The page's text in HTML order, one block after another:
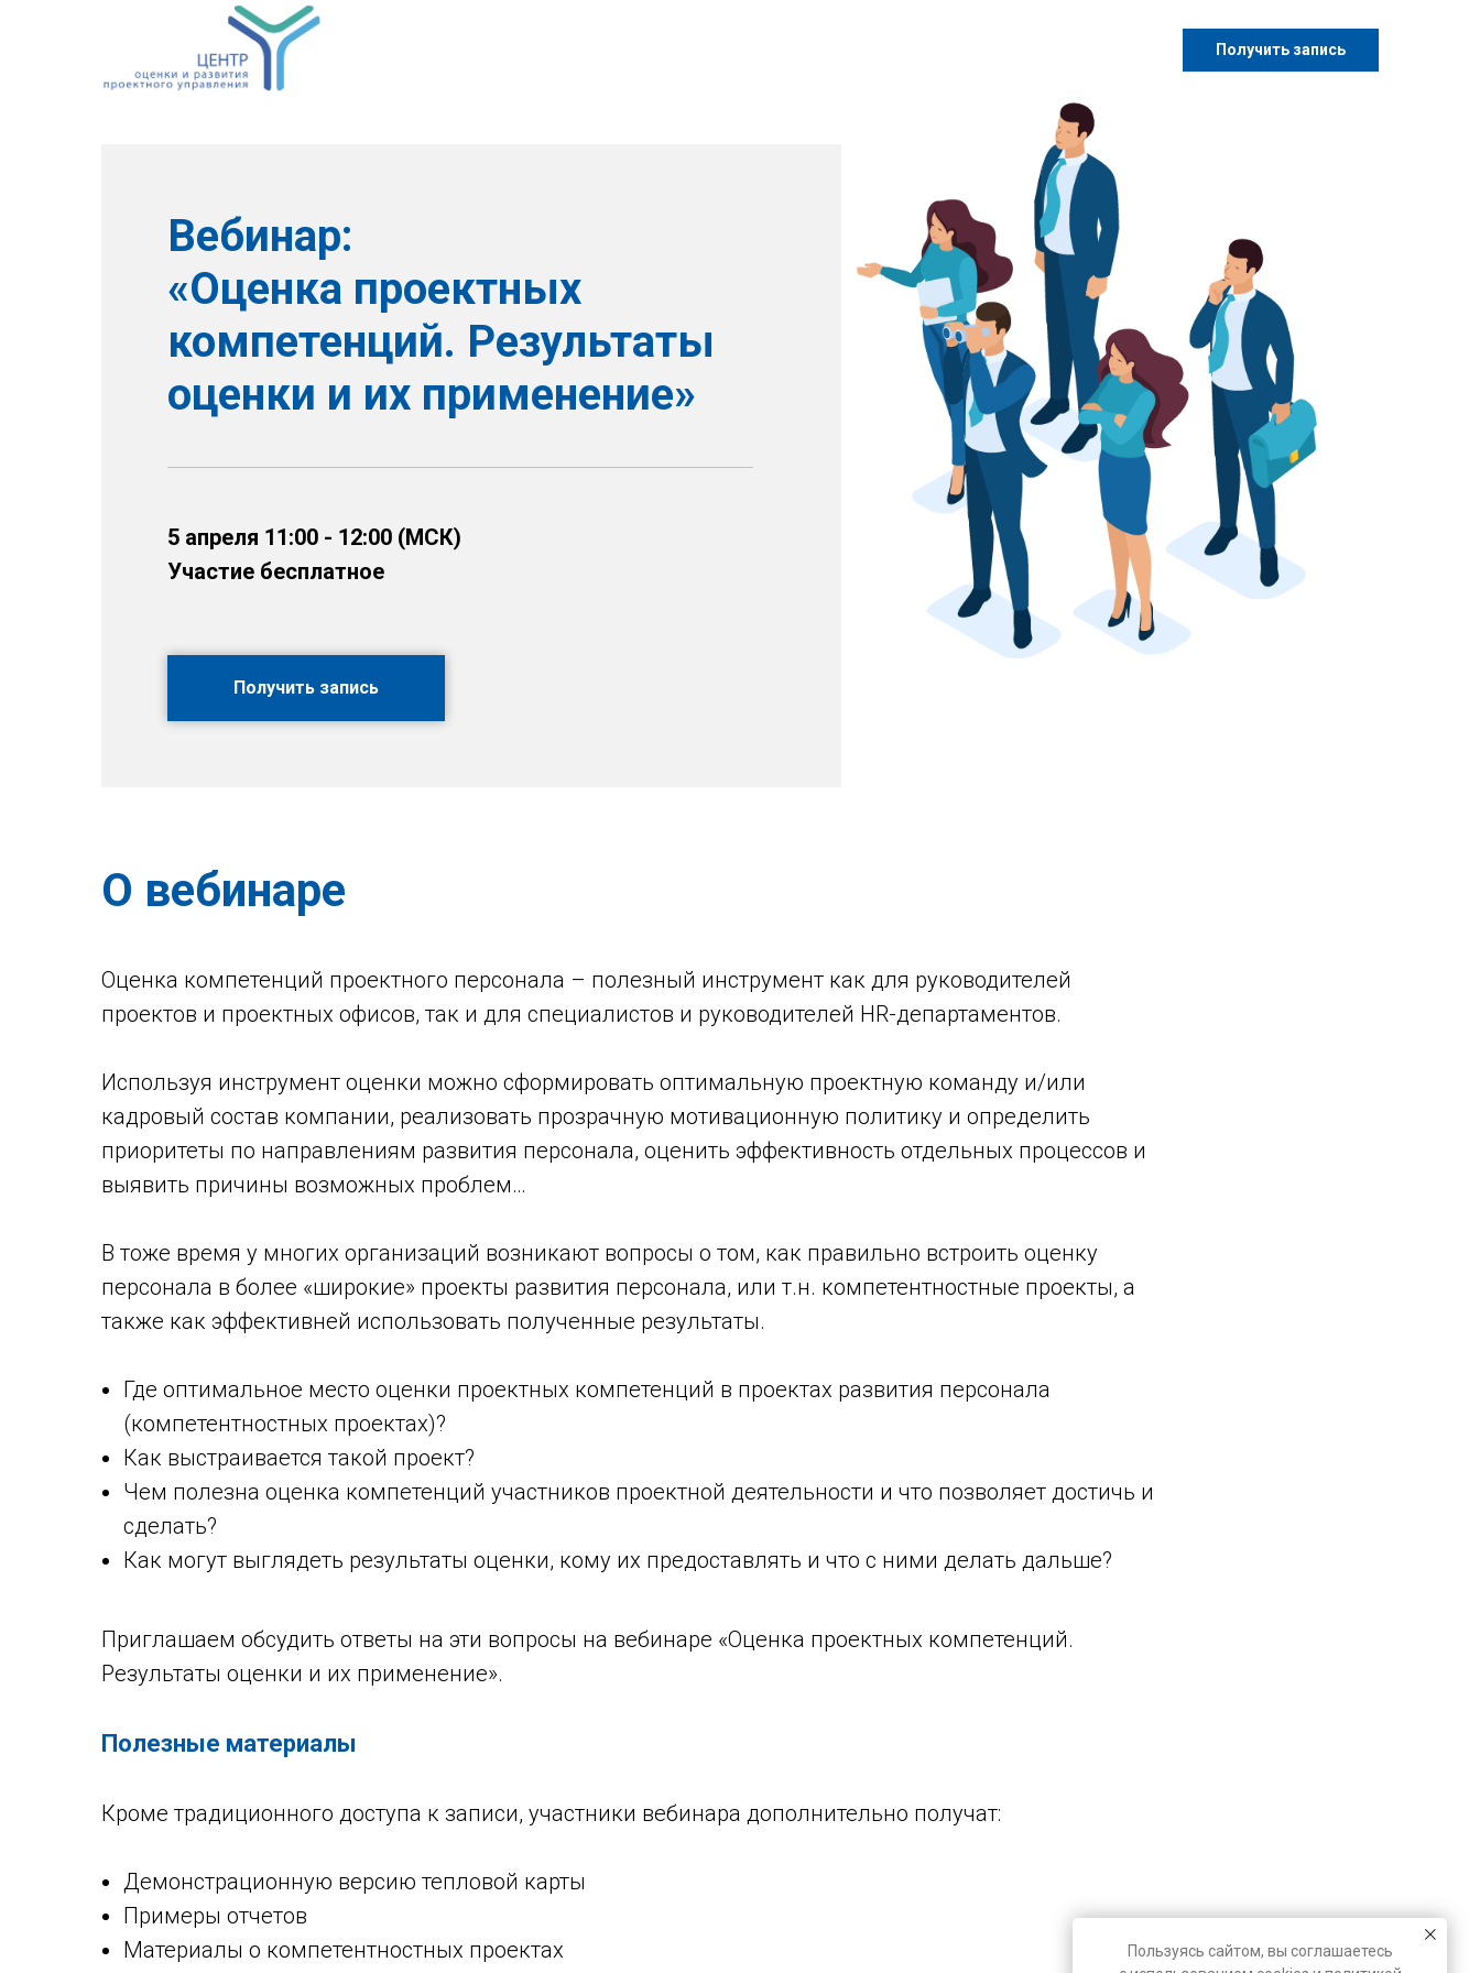
Получить запись
Вебинар:
«Оценка проектных
компетенций. Результаты
оценки и их применение»
5 апреля 11:00 - 12:00 (МСК)
Участие бесплатное
Получить запись
О вебинаре
Оценка компетенций проектного персонала – полезный инструмент как для руководителей
проектов и проектных офисов, так и для специалистов и руководителей HR-департаментов.
Используя инструмент оценки можно сформировать оптимальную проектную команду и/или
кадровый состав компании, реализовать прозрачную мотивационную политику и определить
приоритеты по направлениям развития персонала, оценить эффективность отдельных процессов и
выявить причины возможных проблем…
В тоже время у многих организаций возникают вопросы о том, как правильно встроить оценку
персонала в более «широкие» проекты развития персонала, или т.н. компетентностные проекты, а
также как эффективней использовать полученные результаты.
Где оптимальное место оценки проектных компетенций в проектах развития персонала
(компетентностных проектах)?
Как выстраивается такой проект?
Чем полезна оценка компетенций участников проектной деятельности и что позволяет достичь и
сделать?
Как могут выглядеть результаты оценки, кому их предоставлять и что с ними делать дальше?
Приглашаем обсудить ответы на эти вопросы на вебинаре «Оценка проектных компетенций.
Результаты оценки и их применение».
Полезные материалы
Кроме традиционного доступа к записи, участники вебинара дополнительно получат:
Демонстрационную версию тепловой карты
Примеры отчетов
Материалы о компетентностных проектах
Пользуясь сайтом, вы соглашаетесь